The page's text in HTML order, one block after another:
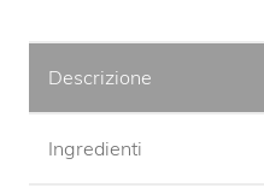
Descrizione
Ingredienti